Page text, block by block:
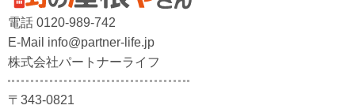
電話 0120-989-742
E-Mail info@partner-life.jp
株式会社パートナーライフ
〒343-0821